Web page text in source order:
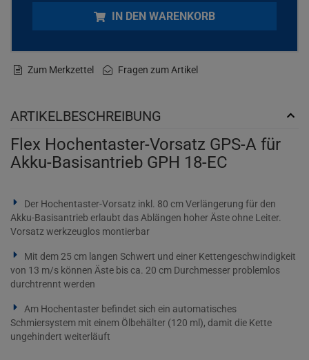
IN DEN WARENKORB
Zum Merkzettel Fragen zum Artikel
ARTIKELBESCHREIBUNG
Flex Hochentaster-Vorsatz GPS-A für
Akku-Basisantrieb GPH 18-EC
Der Hochentaster-Vorsatz inkl. 80 cm Verlängerung für den
Akku-Basisantrieb erlaubt das Ablängen hoher Äste ohne Leiter.
Vorsatz werkzeuglos montierbar
Mit dem 25 cm langen Schwert und einer Kettengeschwindigkeit
von 13 m/s können Äste bis ca. 20 cm Durchmesser problemlos
durchtrennt werden
Am Hochentaster befindet sich ein automatisches
Schmiersystem mit einem Ölbehälter (120 ml), damit die Kette
ungehindert weiterläuft